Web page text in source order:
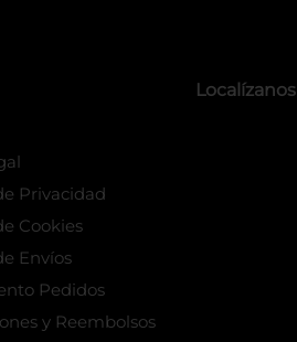
Privacidad
Cookies
Envíos
Pedidos
y Reembolsos
Localízanos